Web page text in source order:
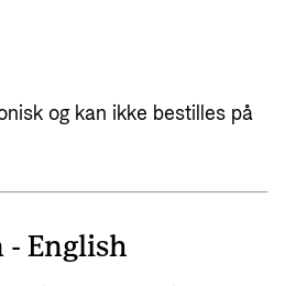
og kan ikke bestilles på
English